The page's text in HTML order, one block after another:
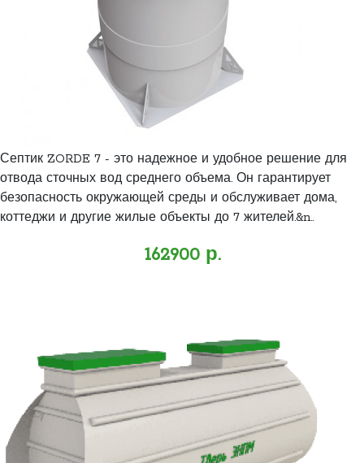
Септик ZORDE 7 - это надежное и удобное решение для
отвода сточных вод среднего объема. Он гарантирует
безопасность окружающей среды и обслуживает дома,
коттеджи и другие жилые объекты до 7 жителей.&n..
162900 р.